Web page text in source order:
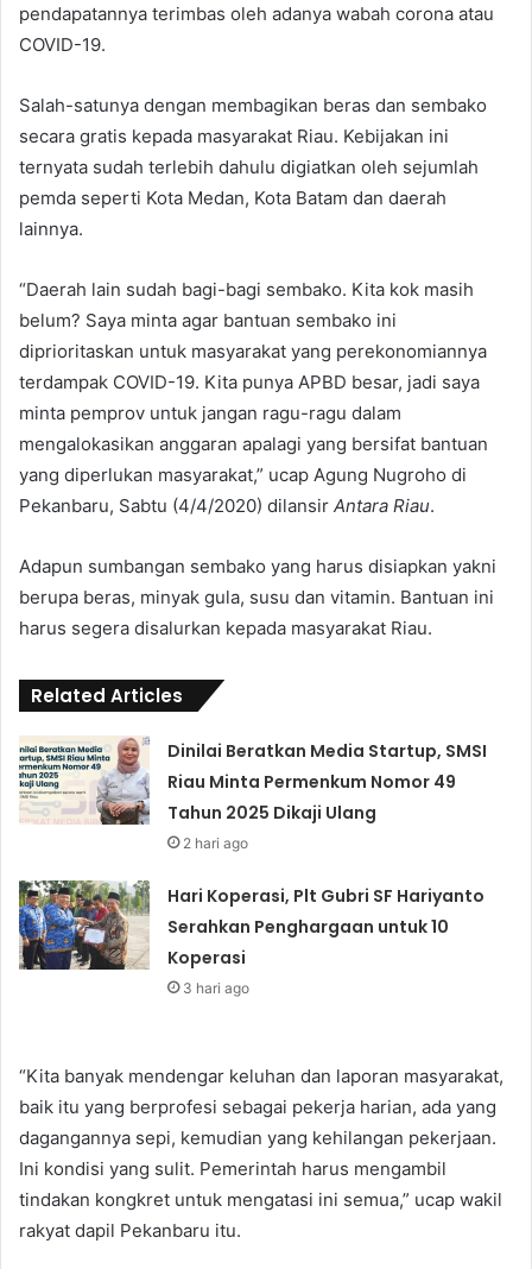
pendapatannya terimbas oleh adanya wabah corona atau
COVID-19.
Salah-satunya dengan membagikan beras dan sembako
secara gratis kepada masyarakat Riau. Kebijakan ini
ternyata sudah terlebih dahulu digiatkan oleh sejumlah
pemda seperti Kota Medan, Kota Batam dan daerah
lainnya.
“Daerah lain sudah bagi-bagi sembako. Kita kok masih
belum? Saya minta agar bantuan sembako ini
diprioritaskan untuk masyarakat yang perekonomiannya
terdampak COVID-19. Kita punya APBD besar, jadi saya
minta pemprov untuk jangan ragu-ragu dalam
mengalokasikan anggaran apalagi yang bersifat bantuan
yang diperlukan masyarakat,” ucap Agung Nugroho di
Pekanbaru, Sabtu (4/4/2020) dilansir Antara Riau.
Adapun sumbangan sembako yang harus disiapkan yakni
berupa beras, minyak gula, susu dan vitamin. Bantuan ini
harus segera disalurkan kepada masyarakat Riau.
Related Articles
Dinilai Beratkan Media Startup, SMSI
Riau Minta Permenkum Nomor 49
Tahun 2025 Dikaji Ulang
2 hari ago
Hari Koperasi, Plt Gubri SF Hariyanto
Serahkan Penghargaan untuk 10
Koperasi
3 hari ago
“Kita banyak mendengar keluhan dan laporan masyarakat,
baik itu yang berprofesi sebagai pekerja harian, ada yang
dagangannya sepi, kemudian yang kehilangan pekerjaan.
Ini kondisi yang sulit. Pemerintah harus mengambil
tindakan kongkret untuk mengatasi ini semua,” ucap wakil
rakyat dapil Pekanbaru itu.